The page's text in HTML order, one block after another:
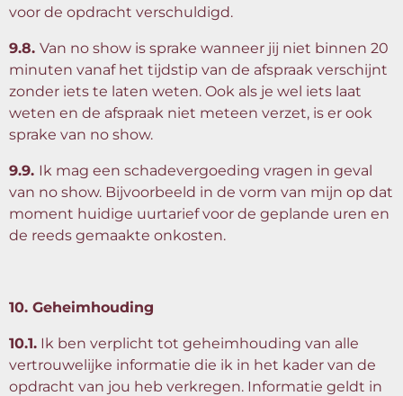
voor de opdracht verschuldigd.
9.8. Van no show is sprake wanneer jij niet binnen 20
minuten vanaf het tijdstip van de afspraak verschijnt
zonder iets te laten weten. Ook als je wel iets laat
weten en de afspraak niet meteen verzet, is er ook
sprake van no show.
9.9. Ik mag een schadevergoeding vragen in geval
van no show. Bijvoorbeeld in de vorm van mijn op dat
moment huidige uurtarief voor de geplande uren en
de reeds gemaakte onkosten.
10. Geheimhouding
10.1. Ik ben verplicht tot geheimhouding van alle
vertrouwelijke informatie die ik in het kader van de
opdracht van jou heb verkregen. Informatie geldt in